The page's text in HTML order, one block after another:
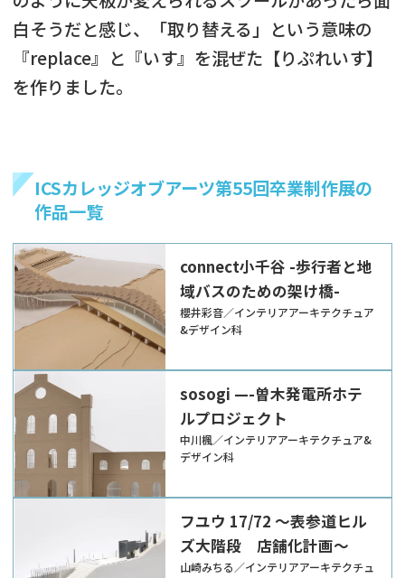
白そうだと感じ、「取り替える」という意味の
『replace』と『いす』を混ぜた【りぷれいす】
を作りました。
ICSカレッジオブアーツ第55回卒業制作展の
作品一覧
connect小千谷 -歩行者と地
域バスのための架け橋-
櫻井彩音／インテリアアーキテクチュア
&デザイン科
sosogi —-曽木発電所ホテ
ルプロジェクト
中川楓／インテリアアーキテクチュア&
デザイン科
フユウ 17/72 ～表参道ヒル
ズ大階段 店舗化計画～
山崎みちる／インテリアアーキテクチュ